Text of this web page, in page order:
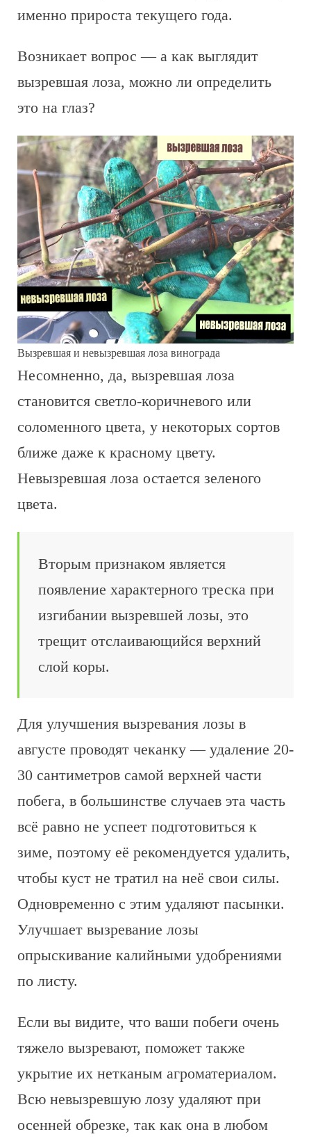
именно прироста текущего года.
Возникает вопрос — а как выглядит
вызревшая лоза, можно ли определить
это на глаз?
Вызревшая и невызревшая лоза винограда
Несомненно, да, вызревшая лоза
становится светло-коричневого или
соломенного цвета, у некоторых сортов
ближе даже к красному цвету.
Невызревшая лоза остается зеленого
цвета.
Вторым признаком является
появление характерного треска при
изгибании вызревшей лозы, это
трещит отслаивающийся верхний
слой коры.
Для улучшения вызревания лозы в
августе проводят чеканку — удаление 20-
30 сантиметров самой верхней части
побега, в большинстве случаев эта часть
всё равно не успеет подготовиться к
зиме, поэтому её рекомендуется удалить,
чтобы куст не тратил на неё свои силы.
Одновременно с этим удаляют пасынки.
Улучшает вызревание лозы
опрыскивание калийными удобрениями
по листу.
Если вы видите, что ваши побеги очень
тяжело вызревают, поможет также
укрытие их нетканым агроматериалом.
Всю невызревшую лозу удаляют при
осенней обрезке, так как она в любом